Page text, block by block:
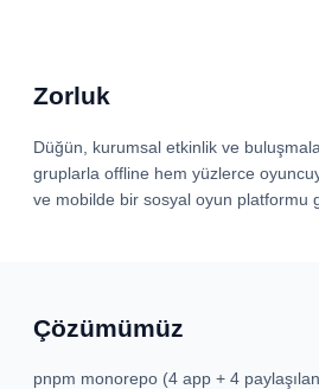
Zorluk
Düğün, kurumsal etkinlik ve
gruplarla offline hem yüzlerce
ve mobilde bir sosyal oyun platformu
Çözümümüz
pnpm monorepo (4 app + 4